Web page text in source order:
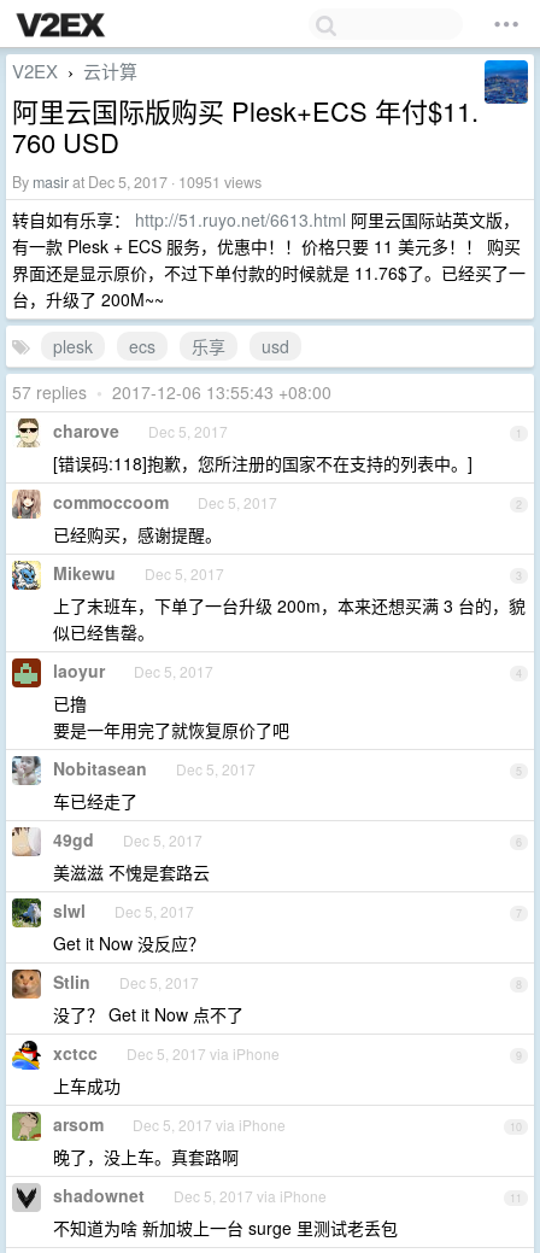
V2EX › 云计算
阿里云国际版购买 Plesk+ECS 年付$11.
760 USD
By masirat Dec 5, 2017 · 10951 views
转自如有乐享： http://51.ruyo.net/6613.html 阿里云国际站英文版，
有一款 Plesk + ECS 服务，优惠中！！价格只要 11 美元多！！ 购买
界面还是显示原价，不过下单付款的时候就是 11.76$了。已经买了一
台，升级了 200M~~
plesk
ecs 乐享
usd
57 replies • 2017-12-06 13:55:43 +08:00
1
charove Dec 5, 2017
[错误码:118]抱歉，您所注册的国家不在支持的列表中。]
2
commoccoom Dec 5, 2017
已经购买，感谢提醒。
3
Mikewu Dec 5, 2017
上了末班车，下单了一台升级 200m，本来还想买满 3 台的，貌
似已经售罄。
4
laoyur Dec 5, 2017
已撸
要是一年用完了就恢复原价了吧
5
Nobitasean Dec 5, 2017
车已经走了
6
49gd Dec 5, 2017
美滋滋 不愧是套路云
7
slwl Dec 5, 2017
Get it Now 没反应？
8
Stlin Dec 5, 2017
没了？ Get it Now 点不了
9
xctcc Dec 5, 2017 via iPhone
上车成功
10
arsom Dec 5, 2017 via iPhone
晚了，没上车。真套路啊
11
shadownet Dec 5, 2017 via iPhone
不知道为啥 新加坡上一台 surge 里测试老丢包